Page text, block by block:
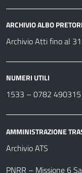
ARCHIVIO ALBO
Archivio Atti fino al
NUMERI UTILI
1533 – 0782 490315
AMMINISTRAZIONE
Archivio ATS
PNRR – Missione 6